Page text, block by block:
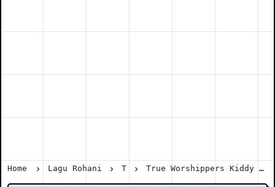
Home Lagu Rohani T True Worshippers Kiddy